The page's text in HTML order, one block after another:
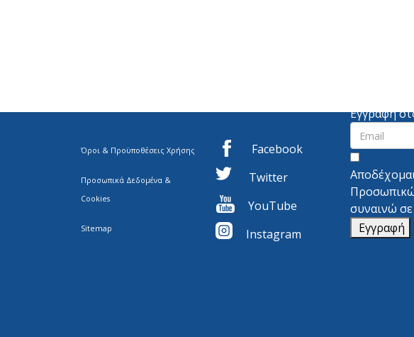
Όροι & Προϋποθέσεις Χρήσης
Προσωπικά Δεδομένα &
Cookies
Sitemap
Facebook
Twitter
YouTube
Instagram
Εγγραφή
συναινώ
Εγγραφή